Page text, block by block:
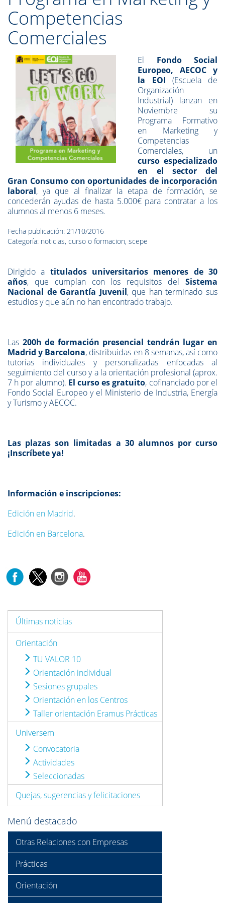
Competencias
Comerciales
El Fondo Social
Europeo, AECOC y
la EOI (Escuela de
Organización
Industrial) lanzan en
Noviembre su
Programa Formativo
en Marketing y
Competencias
Comerciales, un
curso especializado
en el sector del
Gran Consumo con oportunidades de incorporación
laboral, ya que al finalizar la etapa de formación, se
concederán ayudas de hasta 5.000€ para contratar a los
alumnos al menos 6 meses.
Fecha publicación: 21/10/2016
Categoría: noticias, curso o formacion, scepe
Dirigido a titulados universitarios menores de 30
años, que cumplan con los requisitos del Sistema
Nacional de Garantía Juvenil, que han terminado sus
estudios y que aún no han encontrado trabajo.
Las 200h de formación presencial tendrán lugar en
Madrid y Barcelona, distribuidas en 8 semanas, así como
tutorías individuales y personalizadas enfocadas al
seguimiento del curso y a la orientación profesional (aprox.
7 h por alumno). El curso es gratuito, cofinanciado por el
Fondo Social Europeo y el Ministerio de Industria, Energía
y Turismo y AECOC.
Las plazas son limitadas a 30 alumnos por curso
¡Inscríbete ya!
Información e inscripciones:
Edición en Madrid.
Edición en Barcelona.
Últimas noticias
Orientación
TU VALOR 10
Orientación individual
Sesiones grupales
Orientación en los Centros
Taller orientación Eramus Prácticas
Universem
Convocatoria
Actividades
Seleccionadas
Quejas, sugerencias y felicitaciones
Menú destacado
Otras Relaciones con Empresas
Prácticas
Orientación